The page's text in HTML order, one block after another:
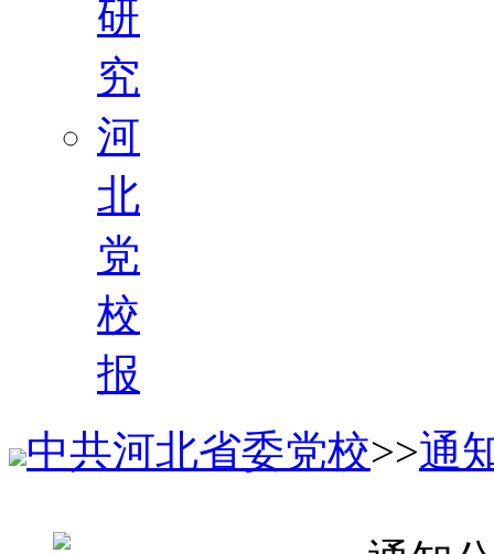
研
究
河
北
党
校
报
中共河北省委党校>>通